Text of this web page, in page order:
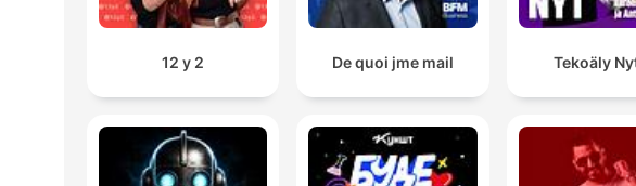
12 y 2 De quoi jme mail Tekoäly